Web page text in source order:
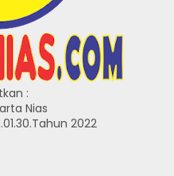
:
Nias
2022